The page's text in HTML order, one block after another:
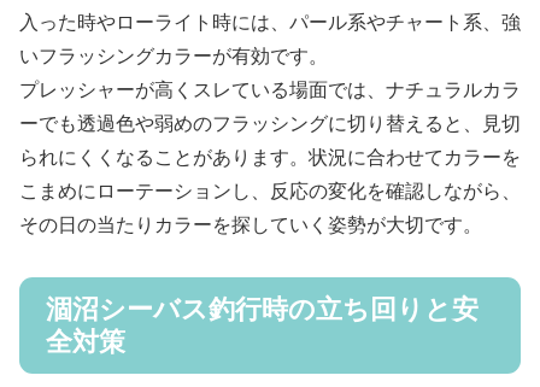
入った時やローライト時には、パール系やチャート系、強
いフラッシングカラーが有効です。
プレッシャーが高くスレている場面では、ナチュラルカラ
ーでも透過色や弱めのフラッシングに切り替えると、見切
られにくくなることがあります。状況に合わせてカラーを
こまめにローテーションし、反応の変化を確認しながら、
その日の当たりカラーを探していく姿勢が大切です。
涸沼シーバス釣行時の立ち回りと安
全対策